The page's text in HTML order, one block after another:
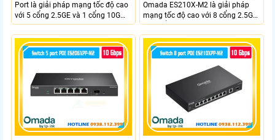
Port là giải pháp mạng tốc độ cao
với 5 cổng 2.5GE và 1 cổng 10G
SFP+, đáp ứng nhu cầu truyền tải
dữ liệu lớn sở hữu băng thông
chuyển mạch 45Gbps cùng tốc độ
chuyển tiếp 33.48Mpps, mang lại
nghiệp văn phòng và hệ thống
mạng hiện đại.
Omada ES210X-M2 là giải pháp
mạng tốc độ cao với 8 cổng 2.5GE
và 2 cổng 10G SFP+ đáp ứng nhu
cầu truyền tải dữ liệu lớn sở hữu
băng thông chuyển mạch 80Gbps
tốc độ chuyển tiếp 59.52Mpps
mang lại kết nối ổn định cho
doanh nghiệp văn phòng và hệ
thống mạng hiện đại.